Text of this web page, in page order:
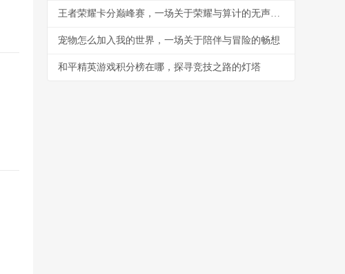
王者荣耀卡分巅峰赛，一场关于荣耀与算计的无声战争
宠物怎么加入我的世界，一场关于陪伴与冒险的畅想
和平精英游戏积分榜在哪，探寻竞技之路的灯塔